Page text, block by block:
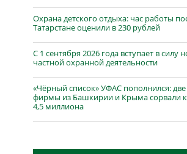
Охрана детского отдыха: час работы
Татарстане оценили в 230 рублей
С 1 сентября 2026 года вступает в силу
частной охранной деятельности
«Чёрный список» УФАС пополнился:
фирмы из Башкирии и Крыма сорвали
4,5 миллиона